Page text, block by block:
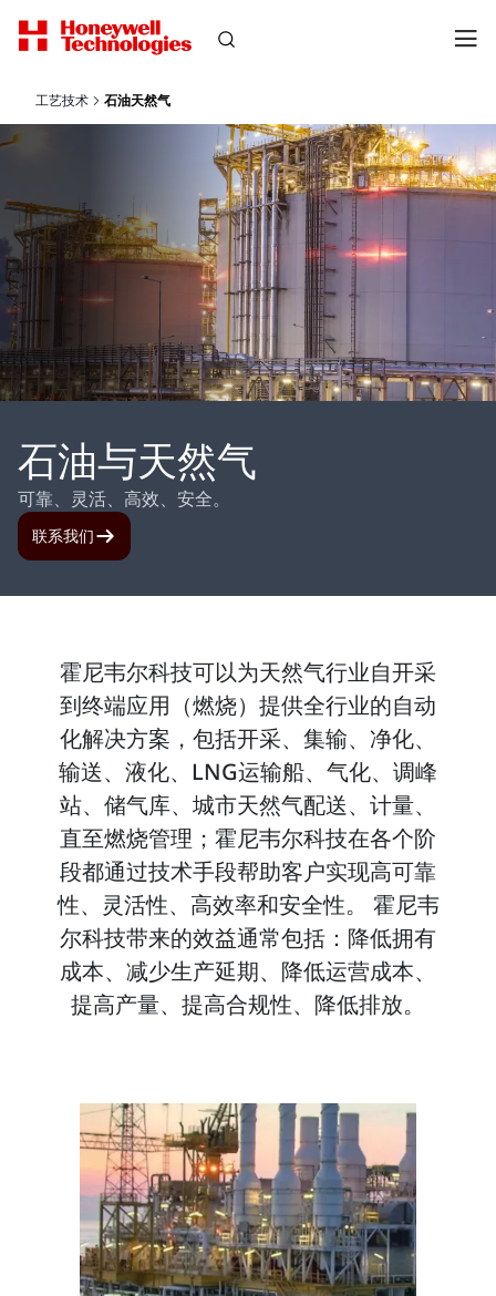
工艺技术 石油天然气
石油与天然气
可靠、灵活、高效、安全。
联系我们
霍尼韦尔科技可以为天然气行业自开采
到终端应用（燃烧）提供全行业的自动
化解决方案，包括开采、集输、净化、
输送、液化、LNG运输船、气化、调峰
站、储气库、城市天然气配送、计量、
直至燃烧管理；霍尼韦尔科技在各个阶
段都通过技术手段帮助客户实现高可靠
性、灵活性、高效率和安全性。 霍尼韦
尔科技带来的效益通常包括：降低拥有
成本、减少生产延期、降低运营成本、
提高产量、提高合规性、降低排放。